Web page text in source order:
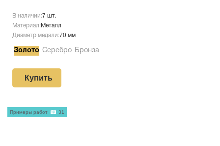
В наличии:7 шт.
Материал:Металл
Диаметр медали:70 мм
Золото Серебро Бронза
Купить
Примеры работ 31